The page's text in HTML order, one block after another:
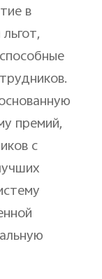
в
премий,
с